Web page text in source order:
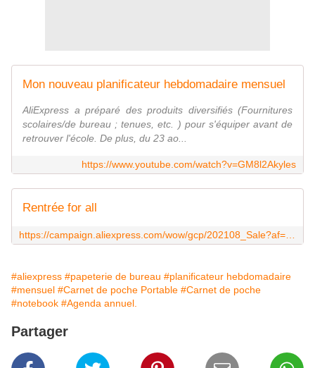
Mon nouveau planificateur hebdomadaire mensuel
AliExpress a préparé des produits diversifiés (Fournitures
scolaires/de bureau ; tenues, etc. ) pour s'équiper avant de
retrouver l'école. De plus, du 23 ao...
https://www.youtube.com/watch?v=GM8l2Akyles
Rentrée for all
#aliexpress #papeterie de bureau #planificateur hebdomadaire
#mensuel #Carnet de poche Portable #Carnet de poche
#notebook #Agenda annuel.
Partager